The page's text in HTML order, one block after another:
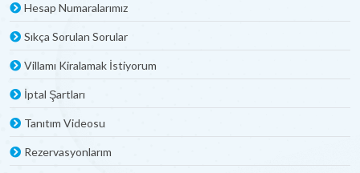
Hesap Numaralarımız
Sıkça Sorulan Sorular
Villamı Kiralamak İstiyorum
İptal Şartları
Tanıtım Videosu
Rezervasyonlarım